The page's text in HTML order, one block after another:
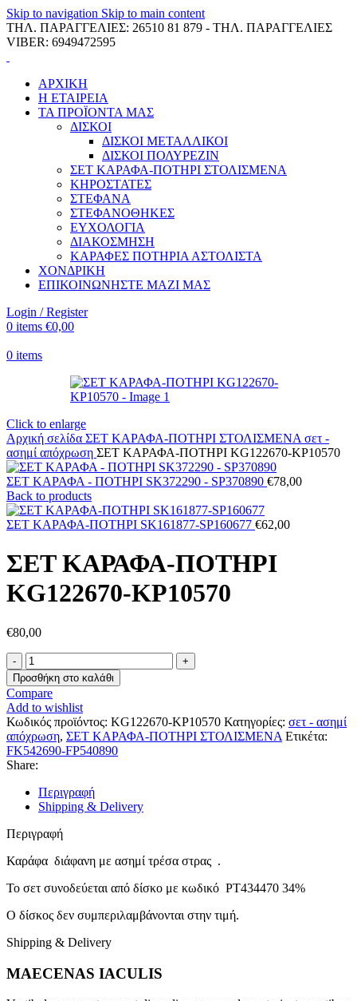
Skip to navigation Skip to main content
ΤΗΛ. ΠΑΡΑΓΓΕΛΙΕΣ: 26510 81 879 - ΤΗΛ. ΠΑΡΑΓΓΕΛΙΕΣ
VIBER: 6949472595
ΑΡΧΙΚΗ
Η ΕΤΑΙΡΕΙΑ
ΤΑ ΠΡΟΪΟΝΤΑ ΜΑΣ
ΔΙΣΚΟΙ
ΔΙΣΚΟΙ ΜΕΤΑΛΛΙΚΟΙ
ΔΙΣΚΟΙ ΠΟΛΥΡΕΖΙΝ
ΣΕΤ ΚΑΡΑΦΑ-ΠΟΤΗΡΙ ΣΤΟΛΙΣΜΕΝΑ
ΚΗΡΟΣΤΑΤΕΣ
ΣΤΕΦΑΝΑ
ΣΤΕΦΑΝΟΘΗΚΕΣ
ΕΥΧΟΛΟΓΙΑ
ΔΙΑΚΟΣΜΗΣΗ
ΚΑΡΑΦΕΣ ΠΟΤΗΡΙΑ ΑΣΤΟΛΙΣΤΑ
ΧΟΝΔΡΙΚΗ
ΕΠΙΚΟΙΝΩΝΗΣΤΕ ΜΑΖΙ ΜΑΣ
Login / Register
0 items €0,00
0 items
Click to enlarge
Αρχική σελίδα ΣΕΤ ΚΑΡΑΦΑ-ΠΟΤΗΡΙ ΣΤΟΛΙΣΜΕΝΑ σετ -
ασημί απόχρωση ΣΕΤ ΚΑΡΑΦΑ-ΠΟΤΗΡΙ KG122670-KP10570
ΣΕΤ ΚΑΡΑΦΑ - ΠΟΤΗΡΙ SK372290 - SP370890 €78,00
Back to products
ΣΕΤ ΚΑΡΑΦΑ-ΠΟΤΗΡΙ SK161877-SP160677 €62,00
ΣΕΤ ΚΑΡΑΦΑ-ΠΟΤΗΡΙ
KG122670-KP10570
€80,00
ΣΕΤ
ΚΑΡΑΦΑ-
ΠΟΤΗΡΙ
KG122670-
KP10570
ποσότητα
Προσθήκη στο καλάθι
Compare
Add to wishlist
Κωδικός προϊόντος: KG122670-KP10570 Κατηγορίες: σετ - ασημί
απόχρωση, ΣΕΤ ΚΑΡΑΦΑ-ΠΟΤΗΡΙ ΣΤΟΛΙΣΜΕΝΑ Ετικέτα:
FK542690-FP540890
Share:
Περιγραφή
Shipping & Delivery
Περιγραφή
Καράφα διάφανη με ασημί τρέσα στρας .
Το σετ συνοδεύεται από δίσκο με κωδικό PT434470 34%
Ο δίσκος δεν συμπεριλαμβάνονται στην τιμή.
Shipping & Delivery
MAECENAS IACULIS